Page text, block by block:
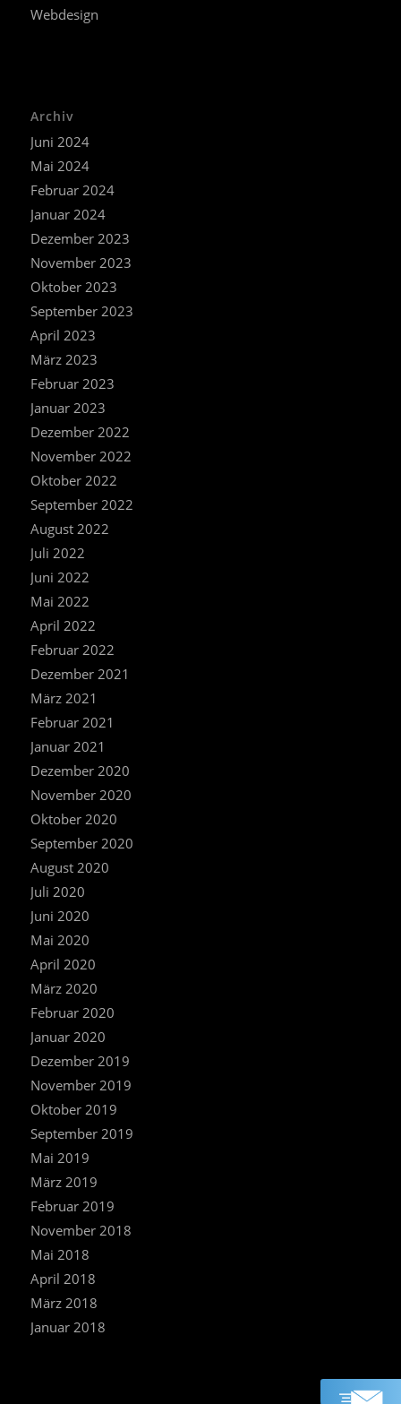
Webdesign
Archiv
Juni 2024
Mai 2024
Februar 2024
Januar 2024
Dezember 2023
November 2023
Oktober 2023
September 2023
April 2023
März 2023
Februar 2023
Januar 2023
Dezember 2022
November 2022
Oktober 2022
September 2022
August 2022
Juli 2022
Juni 2022
Mai 2022
April 2022
Februar 2022
Dezember 2021
März 2021
Februar 2021
Januar 2021
Dezember 2020
November 2020
Oktober 2020
September 2020
August 2020
Juli 2020
Juni 2020
Mai 2020
April 2020
März 2020
Februar 2020
Januar 2020
Dezember 2019
November 2019
Oktober 2019
September 2019
Mai 2019
März 2019
Februar 2019
November 2018
Mai 2018
April 2018
März 2018
Januar 2018